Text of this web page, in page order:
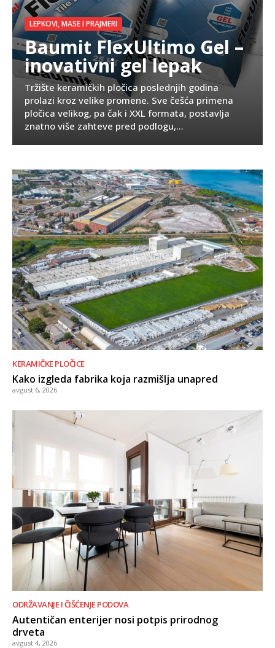
LEPKOVI, MASE I PRAJMERI
Baumit FlexUltimo Gel –
inovativni gel lepak
Tržište keramičkih pločica poslednjih godina
prolazi kroz velike promene. Sve češća primena
pločica velikog, pa čak i XXL formata, postavlja
znatno više zahteve pred podlogu,...
KERAMIČKE PLOČICE
Kako izgleda fabrika koja razmišlja unapred
avgust 6, 2026
ODRŽAVANJE I ČIŠĆENJE PODOVA
Autentičan enterijer nosi potpis prirodnog
drveta
avgust 4, 2026